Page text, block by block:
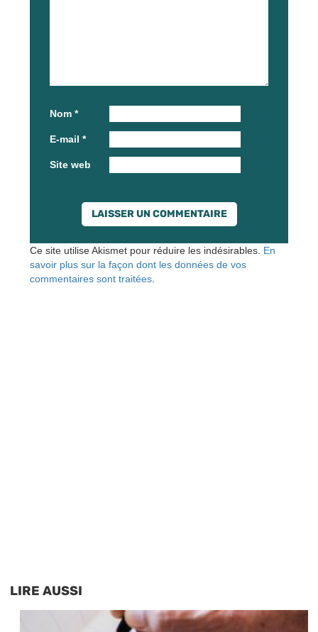
Nom *
E-mail *
Site web
Ce site utilise Akismet pour réduire les indésirables. En
savoir plus sur la façon dont les données de vos
commentaires sont traitées
LIRE AUSSI